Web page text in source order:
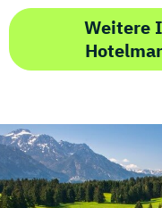
Weitere